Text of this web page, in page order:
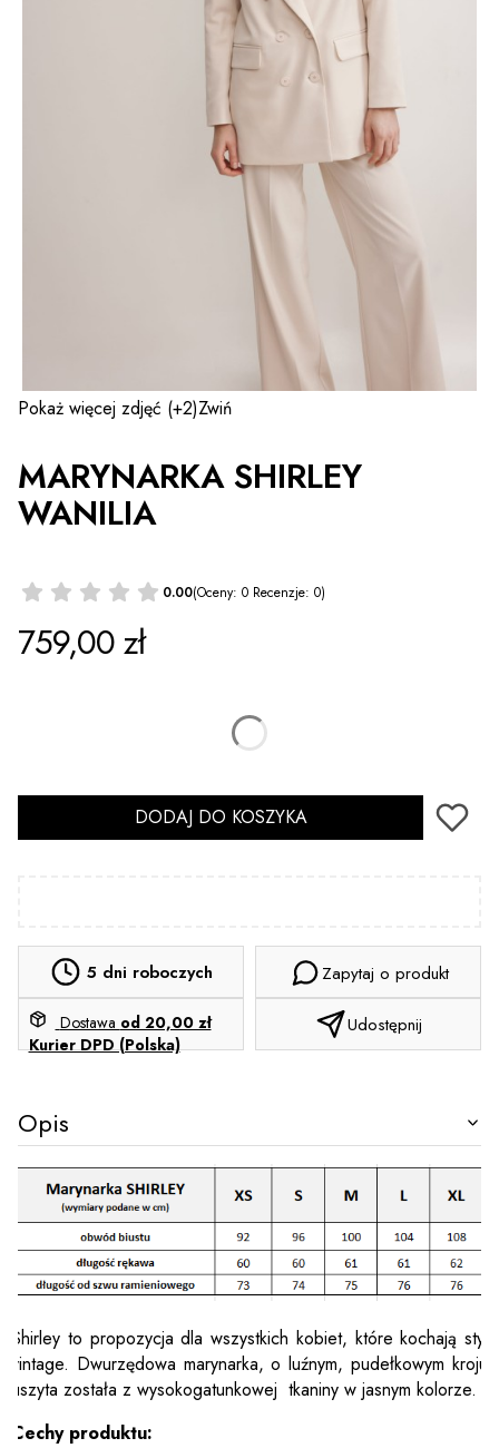
Pokaż więcej zdjęć (+2)Zwiń
MARYNARKA SHIRLEY
WANILIA
0.00(Oceny: 0 Recenzje: 0)
Cena
759,00 zł
DODAJ DO KOSZYKA
5 dni roboczych
Dostawa od 20,00 zł
Kurier DPD (Polska)
Zapytaj o produkt
Udostępnij
Opis
Shirley to propozycja dla wszystkich kobiet, które kochają styl
vintage. Dwurzędowa marynarka, o luźnym, pudełkowym kroju
uszyta została z wysokogatunkowej tkaniny w jasnym kolorze.
Cechy produktu: